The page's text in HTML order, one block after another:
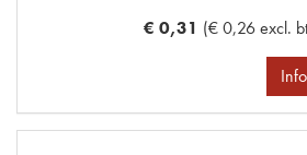
€ 0,31 (€ 0,26 excl.
Info